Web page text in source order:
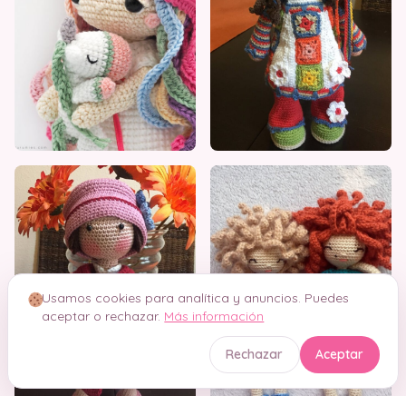
Usamos cookies para analítica y anuncios. Puedes
aceptar o rechazar. Más información
Rechazar Aceptar